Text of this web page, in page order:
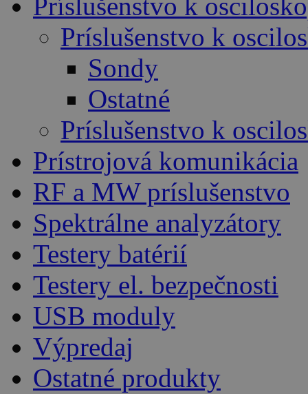
Príslušenstvo k
Sondy
Ostatné
Príslušenstvo k
Prístrojová komunikácia
RF a MW príslušenstvo
Spektrálne analyzátory
Testery batérií
Testery el. bezpečnosti
USB moduly
Výpredaj
Ostatné produkty